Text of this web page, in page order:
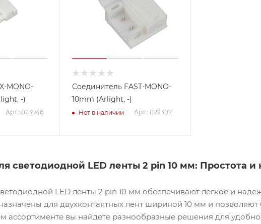
MONO-
-)
Арт.: 023946
Соединитель FAST-MONO-
10mm (Arlight, -)
Нет в наличии Арт.: 022307
светодиодной LED ленты 2 pin 10 мм: Простота
LED ленты 2 pin 10 мм обеспечивают легкое и
для двухконтактных лент шириной 10 мм и
ассортименте вы найдете разнообразные решения для